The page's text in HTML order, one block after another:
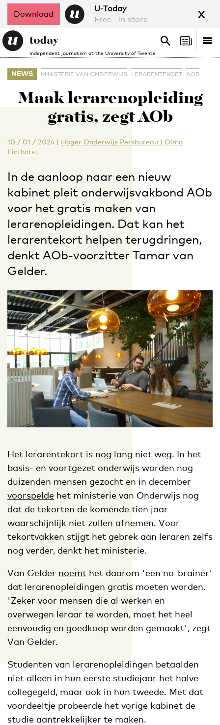
Download
U-Today
Free - in store
x
Independent journalism at the University of Twente
Search
Search
NEWS MINISTERIE VAN ONDERWIJS LERARENTEKORT AOB
Maak lerarenopleiding
gratis, zegt AOb
10 / 01 / 2024 | Hoger Onderwijs Persbureau | Olmo
Linthorst
In de aanloop naar een nieuw
kabinet pleit onderwijsvakbond AOb
voor het gratis maken van
lerarenopleidingen. Dat kan het
lerarentekort helpen terugdringen,
denkt AOb-voorzitter Tamar van
Gelder.
Het lerarentekort is nog lang niet weg. In het
basis- en voortgezet onderwijs worden nog
duizenden mensen gezocht en in december
voorspelde het ministerie van Onderwijs nog
dat de tekorten de komende tien jaar
waarschijnlijk niet zullen afnemen. Voor
tekortvakken stijgt het gebrek aan leraren zelfs
nog verder, denkt het ministerie.
Van Gelder noemt het daarom 'een no-brainer'
dat lerarenopleidingen gratis moeten worden.
'Zeker voor mensen die al werken en
overwegen leraar te worden, moet het heel
eenvoudig en goedkoop worden gemaakt', zegt
Van Gelder.
Studenten van lerarenopleidingen betaalden
niet alleen in hun eerste studiejaar het halve
collegegeld, maar ook in hun tweede. Met dat
voordeeltje probeerde het vorige kabinet de
studie aantrekkelijker te maken.